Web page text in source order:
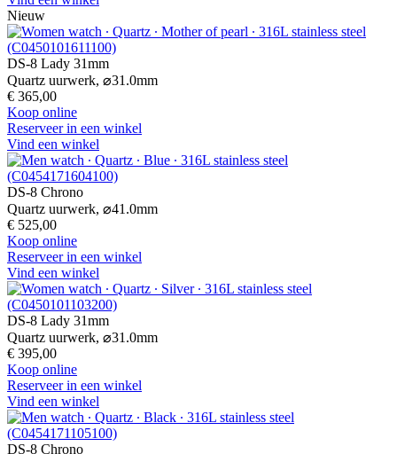
Nieuw
DS-8 Lady 31mm
Quartz uurwerk, ⌀31.0mm
€ 365,00
Koop online
Reserveer in een winkel
Vind een winkel
DS-8 Chrono
Quartz uurwerk, ⌀41.0mm
€ 525,00
Koop online
Reserveer in een winkel
Vind een winkel
DS-8 Lady 31mm
Quartz uurwerk, ⌀31.0mm
€ 395,00
Koop online
Reserveer in een winkel
Vind een winkel
DS-8 Chrono